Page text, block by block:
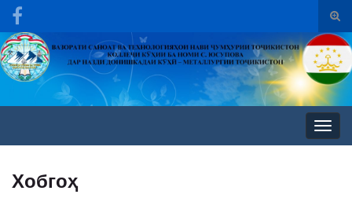
Вкл/
Search for:
Вкл/
выкл
Хобгоҳ